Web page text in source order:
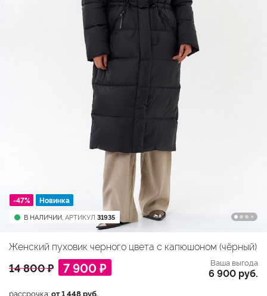
-47% Новинка
В НАЛИЧИИ, АРТИКУЛ 31935
Женский пуховик черного цвета с капюшоном (чёрный)
14 800 ₽ 7 900 ₽ Ваша выгода
6 900 руб.
рассрочка:от 1 448 руб.